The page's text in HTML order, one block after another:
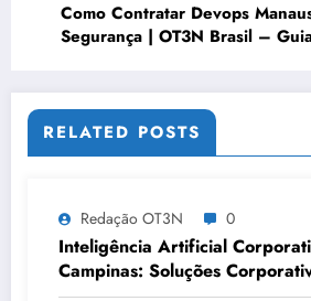
Como Contratar Devops
Segurança | OT3N Brasil –
RELATED POSTS
Redação OT3N 0
Inteligência Artificial
Campinas: Soluções
OT3N Brasil – Guia 3083